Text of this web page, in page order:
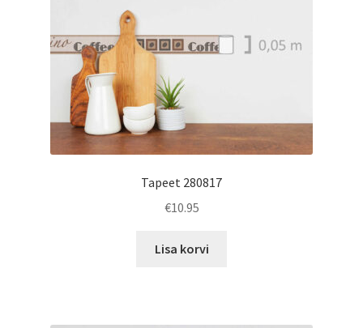
Tapeet 280817
€10.95
Lisa korvi